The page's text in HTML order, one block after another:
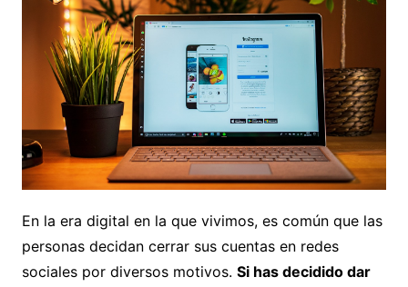
En la era digital en la que vivimos, es común que las
personas decidan cerrar sus cuentas en redes
sociales por diversos motivos. Si has decidido dar